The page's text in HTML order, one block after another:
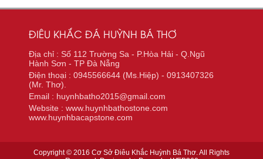
ĐIÊU KHẮC ĐÁ HUỲNH BÁ THƠ
Địa chỉ : Số 112 Trường Sa - P.Hòa Hải - Q.Ngũ
Hành Sơn - TP Đà Nẵng
Điện thoại : 0945566644 (Ms.Hiệp) - 0913407326
(Mr. Thơ).
Email : huynhbatho2015@gmail.com
Website : www.huynhbathostone.com
www.huynhbacapstone.com
Copyright © 2016 Cơ Sở Điêu Khắc Huỳnh Bá Thơ. All Rights